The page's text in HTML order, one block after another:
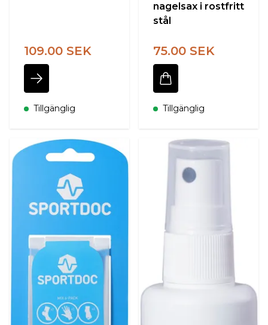
109.00 SEK
Tillgänglig
nagelsax i rostfritt
stål
75.00 SEK
Tillgänglig